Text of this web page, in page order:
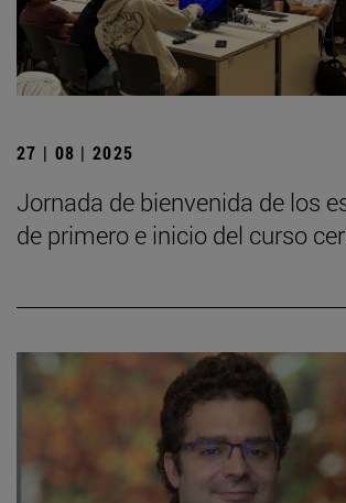
27 | 08 | 2025
Jornada de bienvenida de los
de primero e inicio del curso